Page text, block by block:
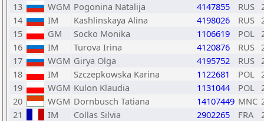
13
WGM Pogonina Natalija 4147855 RUS
14
IM Kashlinskaya Alina 4198026 RUS
15
GM Socko Monika 1106619 POL
16
IM Turova Irina 4120876 RUS
17
WGM Girya Olga 4195752 RUS
18
IM Szczepkowska Karina 1122681 POL
19
WGM Kulon Klaudia 1131044 POL
20
WGM Dornbusch Tatiana 14107449 MNC
21
IM Collas Silvia 2902265 FRA